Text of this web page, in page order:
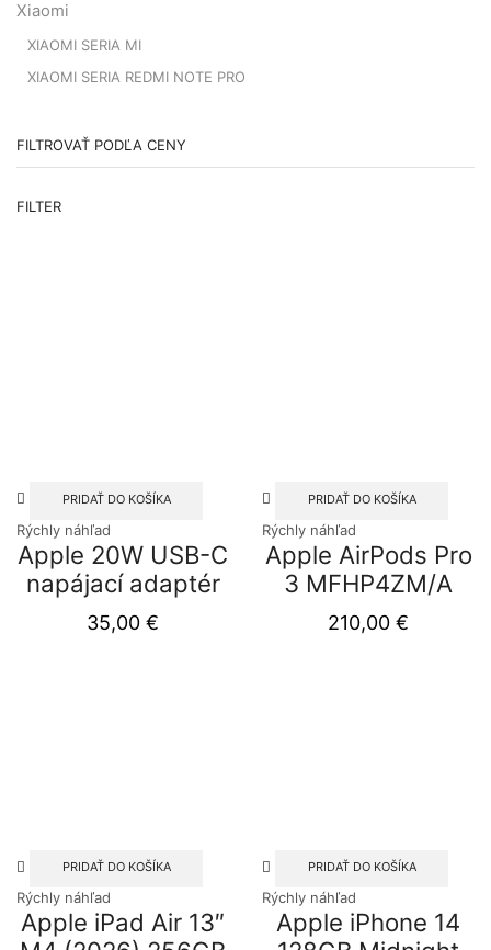
Xiaomi
XIAOMI SERIA MI
XIAOMI SERIA REDMI NOTE PRO
FILTROVAŤ PODĽA CENY
FILTER
PRIDAŤ DO KOŠÍKA
Rýchly náhľad
Apple 20W USB-C
napájací adaptér
35,00 €
PRIDAŤ DO KOŠÍKA
Rýchly náhľad
Apple AirPods Pro
3 MFHP4ZM/A
210,00 €
PRIDAŤ DO KOŠÍKA
Rýchly náhľad
Apple iPad Air 13″
PRIDAŤ DO KOŠÍKA
Rýchly náhľad
Apple iPhone 14